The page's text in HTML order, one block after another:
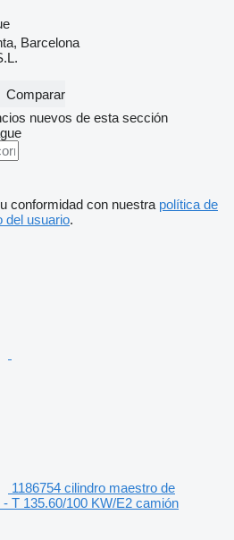
Barcelona
Comparar
nuevos de esta sección
conformidad con nuestra política de
del usuario.
1186754 cilindro maestro de
T 135.60/100 KW/E2 camión